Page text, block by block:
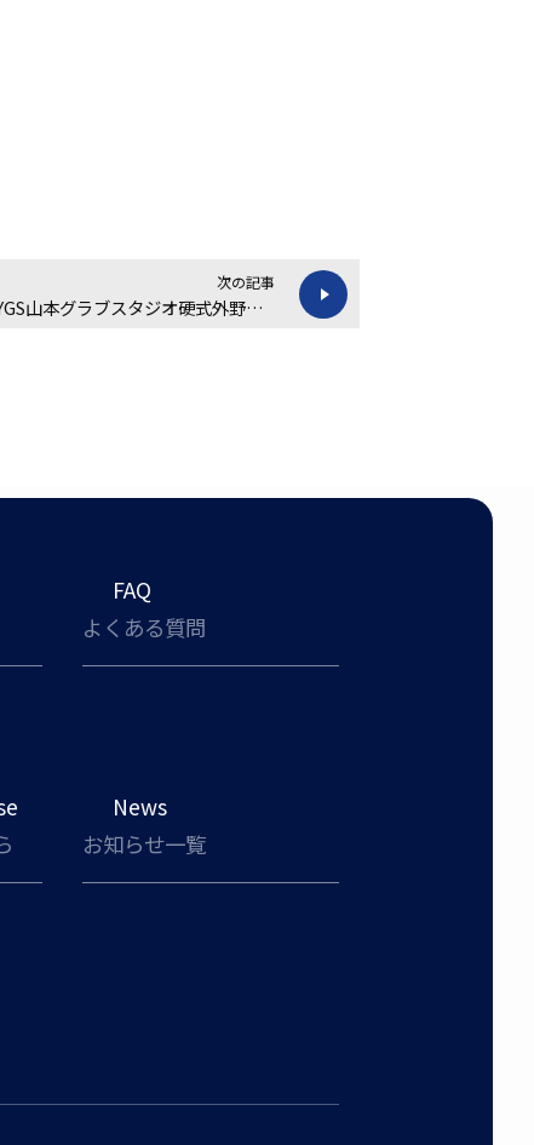
次の記事
【買取金額 14,000円】YGS山本グラブスタジオ硬式外野手用グローブの買取実績
FAQ
よくある質問
News
お知らせ一覧